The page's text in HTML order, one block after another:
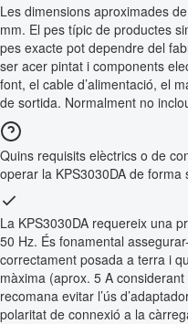
Les dimensions aproximades
mm. El pes típic de productes
pes exacte pot dependre del
ser acer pintat i components
font, el cable d’alimentació, el
de sortida. Normalment no
Quins requisits elèctrics o de
operar la KPS3030DA de forma
La KPS3030DA requereix una
50 Hz. És fonamental
correctament posada a terra i
màxima (aprox. 5 A
recomana evitar l’ús
polaritat de connexió a la